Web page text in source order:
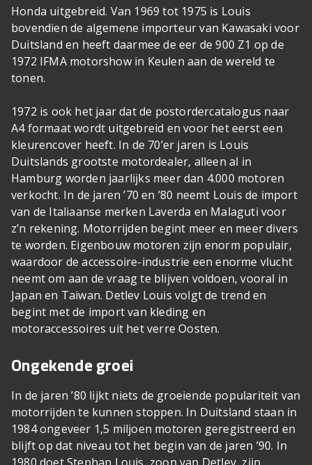
Honda uitgebreid. Van 1969 tot 1975 is Louis
bovendien de algemene importeur van Kawasaki voor
Duitsland en heeft daarmee de eer de 900 Z1 op de
1972 IFMA motorshow in Keulen aan de wereld te
tonen.
1972 is ook het jaar dat de postordercatalogus naar
A4 formaat wordt uitgebreid en voor het eerst een
kleurencover heeft. In de 70’er jaren is Louis
Duitslands grootste motordealer, alleen al in
Hamburg worden jaarlijks meer dan 4.000 motoren
verkocht. In de jaren ’70 en ’80 neemt Louis de import
van de Italiaanse merken Laverda en Malaguti voor
z’n rekening. Motorrijden begint meer en meer divers
te worden. Eigenbouw motoren zijn enorm populair,
waardoor de accessoire-industrie een enorme vlucht
neemt om aan de vraag te blijven voldoen, vooral in
Japan en Taiwan. Detlev Louis volgt de trend en
begint met de import van kleding en
motoraccessoires uit het verre Oosten.
Ongekende groei
In de jaren ’80 lijkt niets de groeiende populariteit van
motorrijden te kunnen stoppen. In Duitsland staan in
1984 ongeveer 1,5 miljoen motoren geregistreerd en
blijft op dat niveau tot het begin van de jaren ’90. In